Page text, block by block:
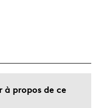
à propos de ce